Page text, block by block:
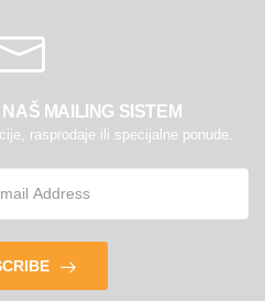
MAILING SISTEM
rasprodaje ili specijalne ponude.